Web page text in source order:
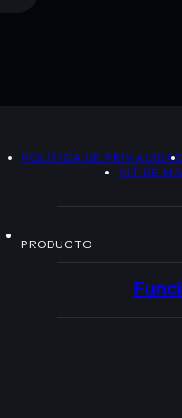
POLÍTICA DE
KIT DE
PRODUCTO